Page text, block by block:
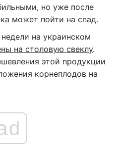
но уже после
может пойти на спад.
на украинском
на столовую свеклу.
этой продукции
корнеплодов на